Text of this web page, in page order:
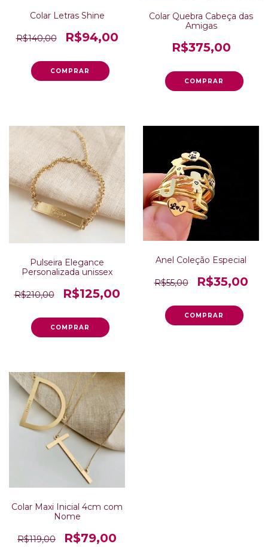
Colar Letras Shine
R$140,00 R$94,00
Colar Quebra Cabeça das
Amigas
R$375,00
Pulseira Elegance
Personalizada unissex
R$210,00 R$125,00
Anel Coleção Especial
R$55,00 R$35,00
Colar Maxi Inicial 4cm com
Nome
R$119,00 R$79,00